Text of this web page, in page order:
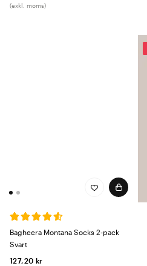
(exkl. moms)
Bagheera Montana Socks 2-pack
Svart
127,20 kr